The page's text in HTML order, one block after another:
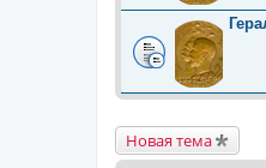
Новая тема